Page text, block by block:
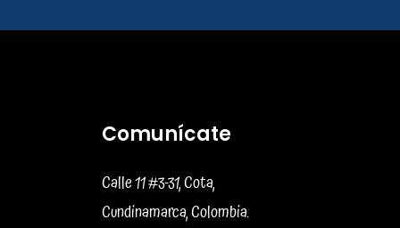
Comunícate
Calle 11 #3-31, Cota,
Cundinamarca, Colombia.